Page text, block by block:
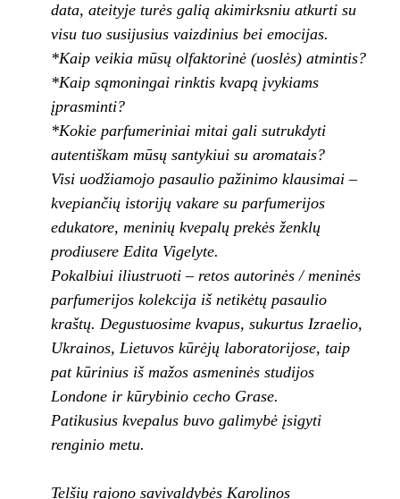
data, ateityje turės galią akimirksniu atkurti su
visu tuo susijusius vaizdinius bei emocijas.
*Kaip veikia mūsų olfaktorinė (uoslės) atmintis?
*Kaip sąmoningai rinktis kvapą įvykiams
įprasminti?
*Kokie parfumeriniai mitai gali sutrukdyti
autentiškam mūsų santykiui su aromatais?
Visi uodžiamojo pasaulio pažinimo klausimai –
kvepiančių istorijų vakare su parfumerijos
edukatore, meninių kvepalų prekės ženklų
prodiusere Edita Vigelyte.
Pokalbiui iliustruoti – retos autorinės / meninės
parfumerijos kolekcija iš netikėtų pasaulio
kraštų. Degustuosime kvapus, sukurtus Izraelio,
Ukrainos, Lietuvos kūrėjų laboratorijose, taip
pat kūrinius iš mažos asmeninės studijos
Londone ir kūrybinio cecho Grase.
Patikusius kvepalus buvo galimybė įsigyti
renginio metu.
Telšių rajono savivaldybės Karolinos